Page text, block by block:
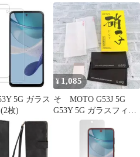
擦り傷防止
撃吸収 着脱
カバー
量 薄型 携
ラップホー
ットブラッ
ICDS-043)
motog13 g53 手帳型 手
帳タイプ ケース カバー
PUレザー カード収納
サイドポケット
5G ガラス
枚)
¥1,085
そ MOTO G53J 5G
G53Y 5G ガラスフィル
ム 2枚 国産硝子